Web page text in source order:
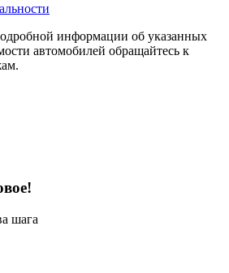
информации об указанных
автомобилей обращайтесь к
шага